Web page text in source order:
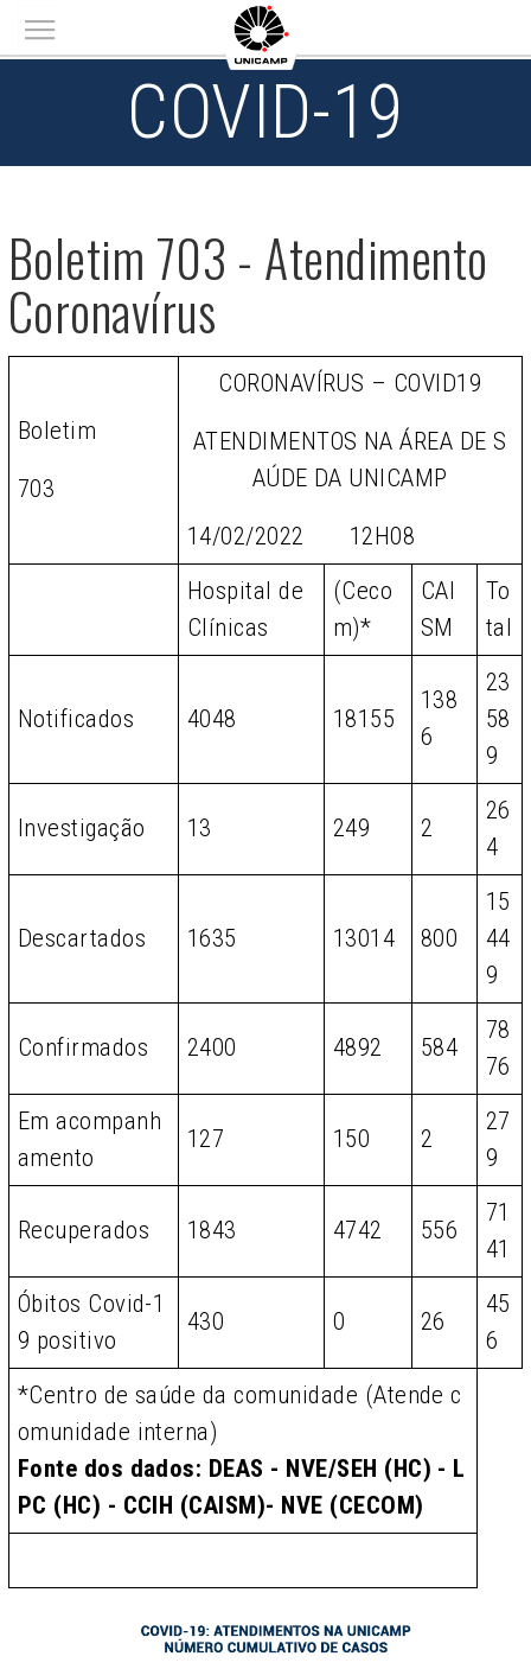
Main menu
COVID-19
Boletim 703 - Atendimento
Coronavírus
Boletim
703
CORONAVÍRUS – COVID19
ATENDIMENTOS NA ÁREA DE S
AÚDE DA UNICAMP
14/02/2022 12H08
Hospital de
Clínicas
(Ceco
m)*
CAI
SM
To
tal
Notificados 4048 18155
138
6
23
58
9
Investigação 13 249 2
26
4
Descartados 1635 13014 800
15
44
9
Confirmados 2400 4892 584
78
76
Em acompanh
amento
127 150 2
27
9
Recuperados 1843 4742 556
71
41
Óbitos Covid-1
9 positivo
430 0 26
45
6
*Centro de saúde da comunidade (Atende c
omunidade interna)
Fonte dos dados: DEAS - NVE/SEH (HC) - L
PC (HC) - CCIH (CAISM)- NVE (CECOM)